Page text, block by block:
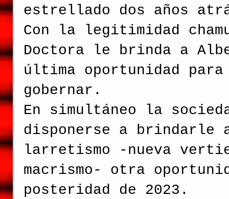
estrellado dos años
Con la legitimidad
Doctora le brinda a
última oportunidad
gobernar.
En simultáneo la
disponerse a
larretismo -nueva
macrismo- otra
posteridad de 2023.